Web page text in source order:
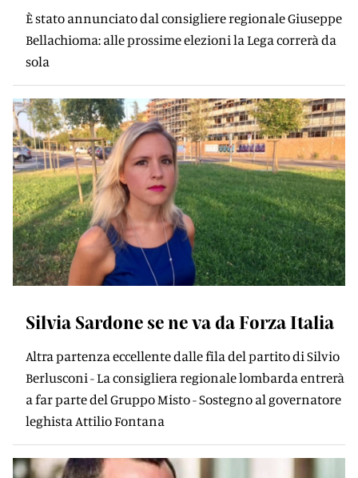
È stato annunciato dal consigliere regionale Giuseppe
Bellachioma: alle prossime elezioni la Lega correrà da
sola
Silvia Sardone se ne va da Forza Italia
Altra partenza eccellente dalle fila del partito di Silvio
Berlusconi - La consigliera regionale lombarda entrerà
a far parte del Gruppo Misto - Sostegno al governatore
leghista Attilio Fontana